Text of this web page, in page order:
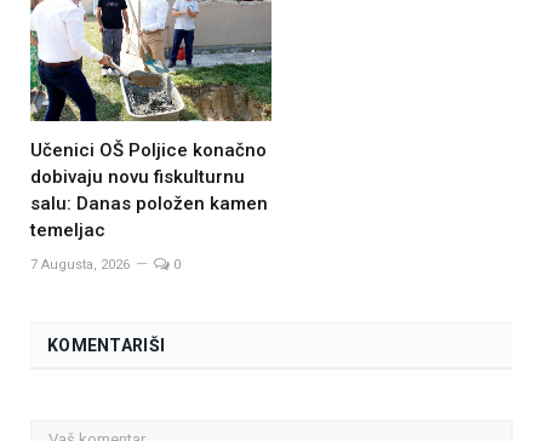
Učenici OŠ Poljice konačno
dobivaju novu fiskulturnu
salu: Danas položen kamen
temeljac
7 Augusta, 2026 0
KOMENTARIŠI